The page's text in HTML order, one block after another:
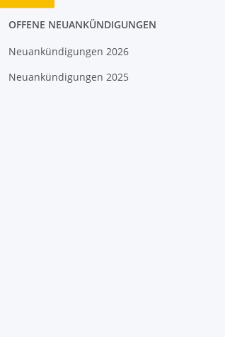
OFFENE NEUANKÜNDIGUNGEN
Neuankündigungen 2026
Neuankündigungen 2025